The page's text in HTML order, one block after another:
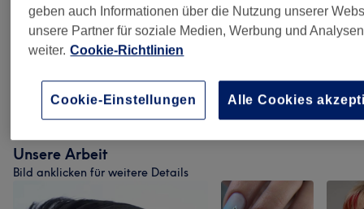
Herren - Farbe & Grauhaarkaschierung (3) ab 25 €
Haarverlängerung (2)
Kinder - Haarschnitte & Stylings 18 €
Unsere Arbeit
Bild anklicken für weitere Details
geben auch Informationen über die Nutzung unserer
unsere Partner für soziale Medien, Werbung und Analysen
weiter. Cookie-Richtlinien
Cookie-Einstellungen Alle Cookies